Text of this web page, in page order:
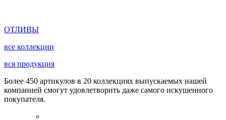
ОТЛИВЫ
все коллекции
вся продукция
Более 450 артикулов в 20 коллекциях выпускаемых нашей
компанией смогут удовлетворить даже самого искушенного
покупателя.